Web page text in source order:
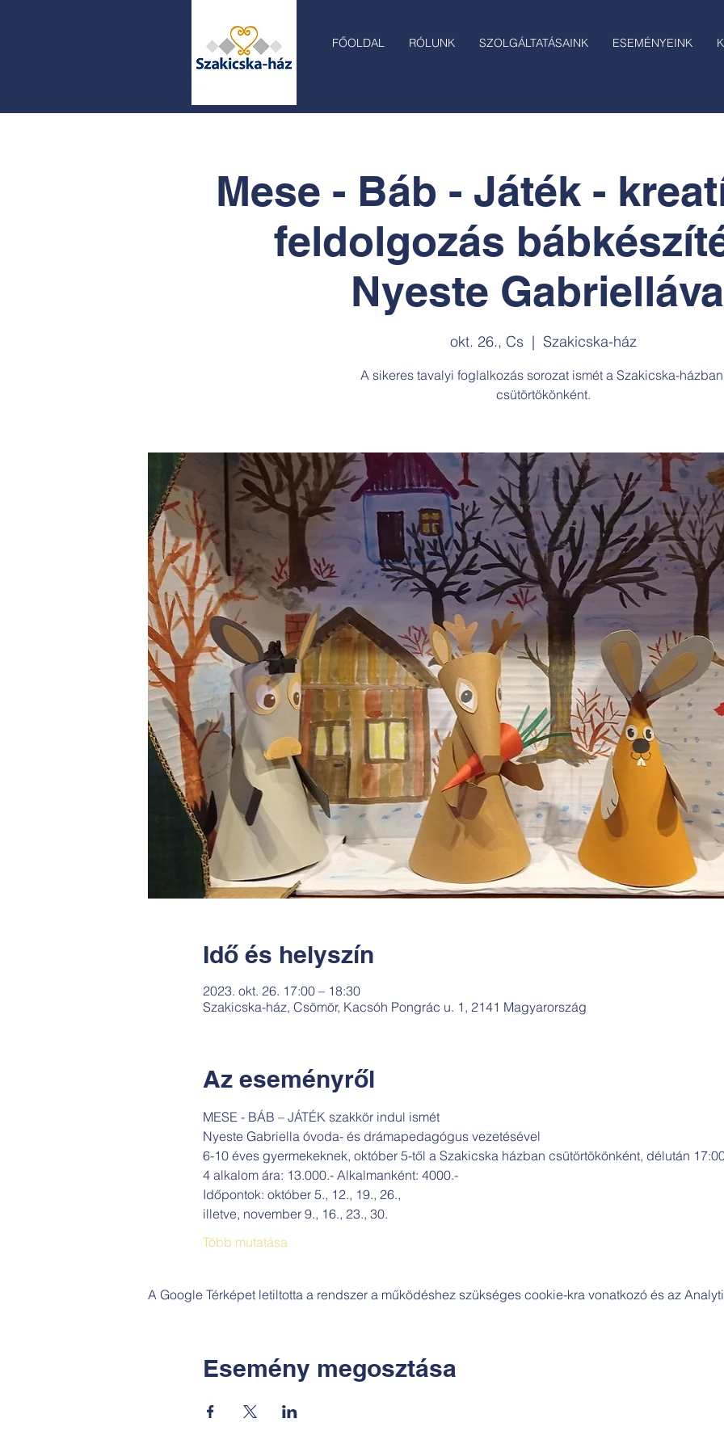
FŐOLDAL RÓLUNK SZOLGÁLTATÁSAINK ESEMÉNYEINK
Mese - Báb - Játék -
feldolgozás
Nyeste
okt. 26., Cs
  |
Szakicska-ház
A sikeres tavalyi foglalkozás sorozat ismét a Szakicska-
csütörtökönként.
Idő és helyszín
2023. okt. 26. 17:00 – 18:30
Szakicska-ház, Csömör, Kacsóh Pongrác u. 1, 2141 Magyarország
Az eseményről
MESE - BÁB – JÁTÉK szakkör indul ismét
Nyeste Gabriella óvoda- és drámapedagógus vezetésével
6-10 éves gyermekeknek, október 5-től a Szakicska házban csütörtökönként, délután
4 alkalom ára: 13.000.- Alkalmanként: 4000.-
Időpontok: október 5., 12., 19., 26.,
illetve, november 9., 16., 23., 30.
Több mutatása
A Google Térképet letiltotta a rendszer a működéshez szükséges cookie-kra vonatkozó és az
Esemény megosztása